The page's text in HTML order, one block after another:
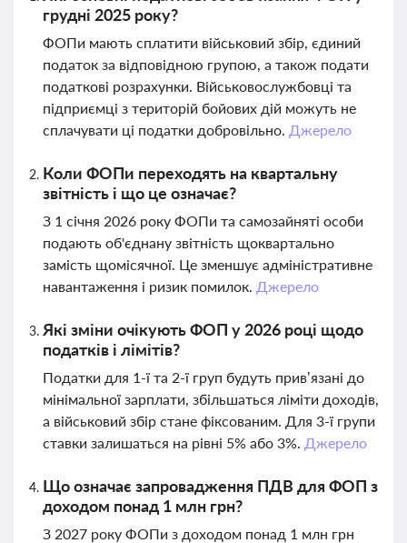
грудні 2025 року?
ФОПи мають сплатити військовий збір, єдиний
податок за відповідною групою, а також подати
податкові розрахунки. Військовослужбовці та
підприємці з територій бойових дій можуть не
сплачувати ці податки добровільно. Джерело
Коли ФОПи переходять на квартальну
звітність і що це означає?
З 1 січня 2026 року ФОПи та самозайняті особи
подають об'єднану звітність щоквартально
замість щомісячної. Це зменшує адміністративне
навантаження і ризик помилок. Джерело
Які зміни очікують ФОП у 2026 році щодо
податків і лімітів?
Податки для 1-ї та 2-ї груп будуть прив’язані до
мінімальної зарплати, збільшаться ліміти доходів,
а військовий збір стане фіксованим. Для 3-ї групи
ставки залишаться на рівні 5% або 3%. Джерело
Що означає запровадження ПДВ для ФОП з
доходом понад 1 млн грн?
З 2027 року ФОПи з доходом понад 1 млн грн